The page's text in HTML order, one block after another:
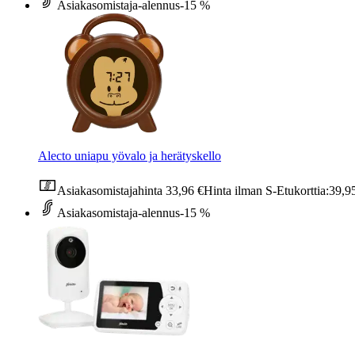
Asiakasomistaja-alennus-15 %
Alecto uniapu yövalo ja herätyskello
Asiakasomistajahinta 33,96 €Hinta ilman S-Etukorttia:
Asiakasomistaja-alennus-15 %